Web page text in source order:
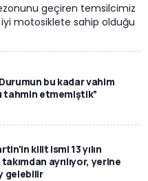
geçiren temsilcimiz
iyi motosiklete sahip olduğu
bu kadar vahim
tahmin etmemiştik”
kilit ismi 13 yılın
ayrılıyor, yerine
gelebilir